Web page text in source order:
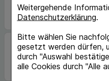
Weitergehende
Datenschutzerklärung.
Bitte wählen Sie
gesetzt werden dürfen,
durch "Auswahl
alle Cookies durch "Alle